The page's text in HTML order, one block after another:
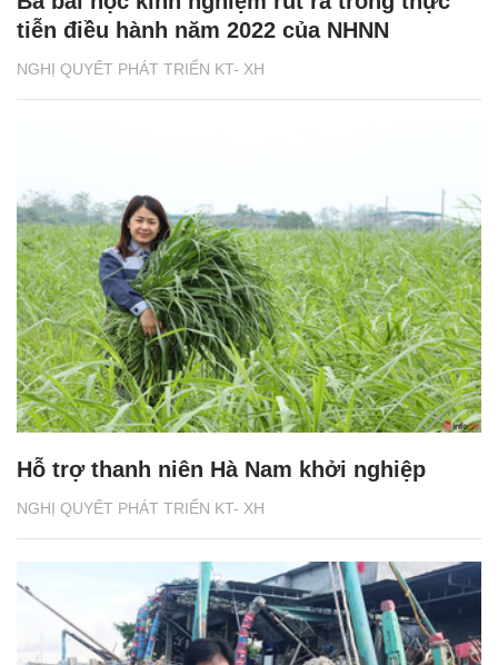
NGHỊ QUYẾT PHÁT TRIỂN KT- XH
tiễn điều hành năm 2022 của NHNN
NGHỊ QUYẾT PHÁT TRIỂN KT- XH
Hỗ trợ thanh niên Hà Nam khởi nghiệp